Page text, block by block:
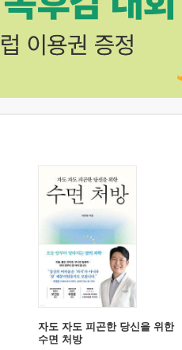
자도 자도 피곤한 당신을 위한
수면 처방